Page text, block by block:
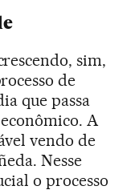
sim,
de
que passa
A
vendo de
Nesse
o processo